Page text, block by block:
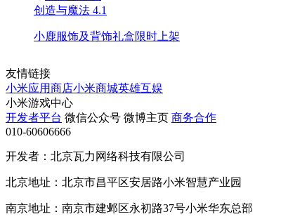
创造与魔法 4.1
小鹿服饰及背饰礼盒限时上架
友情链接
小米应用商店小米商城英雄互娱
小米游戏中心
开发者平台 微信公众号 微博主页 商务合作
010-60606666
开发者：北京瓦力网络科技有限公司
北京地址：北京市昌平区安居路小米智慧产业园
南京地址：南京市建邺区永初路37号小米华东总部